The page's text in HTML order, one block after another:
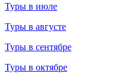
Туры в июле
Туры в августе
Туры в сентябре
Туры в октябре